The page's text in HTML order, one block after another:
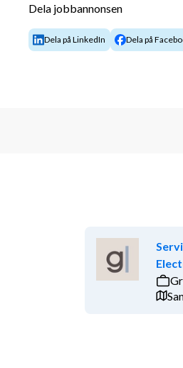
Dela jobbannonsen
Dela på LinkedIn Dela på